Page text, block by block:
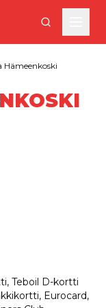
Hämeenkoski
Teboil D-kortti
Eurocard,